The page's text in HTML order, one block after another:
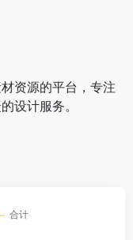
资源的平台，专注
设计服务。